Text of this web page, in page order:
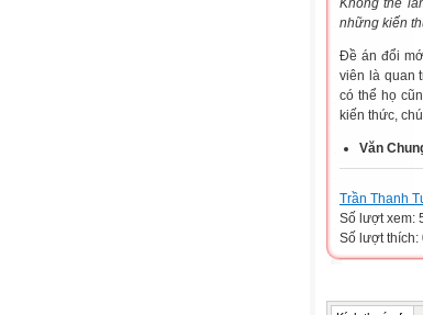
Không thể
những kiến
Đề án đổi
viên là quan
có thể họ
kiến thức,
Văn
Trần Thanh
Số lượt xem:
Số lượt thích: